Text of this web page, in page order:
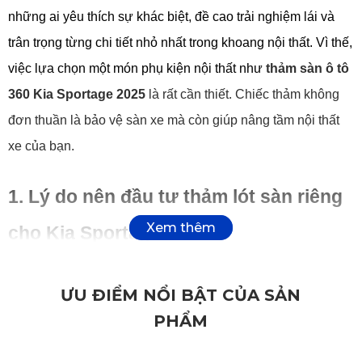
những ai yêu thích sự khác biệt, đề cao trải nghiệm lái và
trân trọng từng chi tiết nhỏ nhất trong khoang nội thất. Vì thế,
việc lựa chọn một món phụ kiện nội thất như thảm sàn ô tô
360 Kia Sportage 2025 là rất cần thiết. Chiếc thảm không
đơn thuần là bảo vệ sàn xe mà còn giúp nâng tầm nội thất
xe của bạn.
1. Lý do nên đầu tư thảm lót sàn riêng
cho Kia Sportage 2025
kỹ lưỡng để đảm bảo sự thoải mái, sạch sẽ và an toàn trong
mọi hành trình. Đặc biệt, sàn xe – nơi dễ tích tụ bụi bẩn, ẩm
ƯU ĐIỂM NỔI BẬT CỦA SẢN
PHẨM